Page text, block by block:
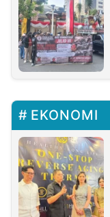
EKONOMI